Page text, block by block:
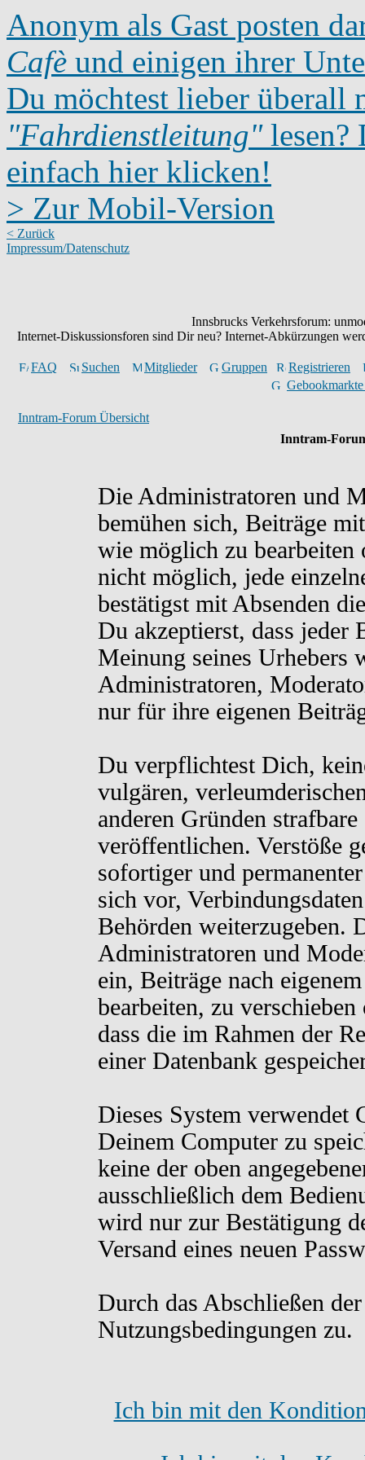
Anonym als Gast posten
Cafè und einigen ihrer
Du möchtest lieber überall
"Fahrdienstleitung"lesen?
einfach hier klicken!
> Zur Mobil-Version
< Zurück
Impressum/Datenschutz
Innsbrucks Verkehrsforum:
Internet-Diskussionsforen sind Dir neu? Internet-Abkürzungen
FAQ Suchen Mitglieder Gruppen
Registrieren
Inntram-Forum Übersicht
Inntram-
Die Administratoren und
bemühen sich, Beiträge
wie möglich zu bearbeiten
nicht möglich, jede
bestätigst mit Absenden
Du akzeptierst, dass jeder
Meinung seines Urhebers
Administratoren,
nur für ihre eigenen
Du verpflichtest Dich,
vulgären,
anderen Gründen
veröffentlichen. Verstöße
sofortiger und
sich vor,
Behörden weiterzugeben.
Administratoren und
ein, Beiträge nach
bearbeiten, zu
dass die im Rahmen der
einer Datenbank
Dieses System verwendet
Deinem Computer zu
keine der oben
ausschließlich dem
wird nur zur Bestätigung
Versand eines neuen
Durch das Abschließen
Nutzungsbedingungen zu.
Ich bin mit den